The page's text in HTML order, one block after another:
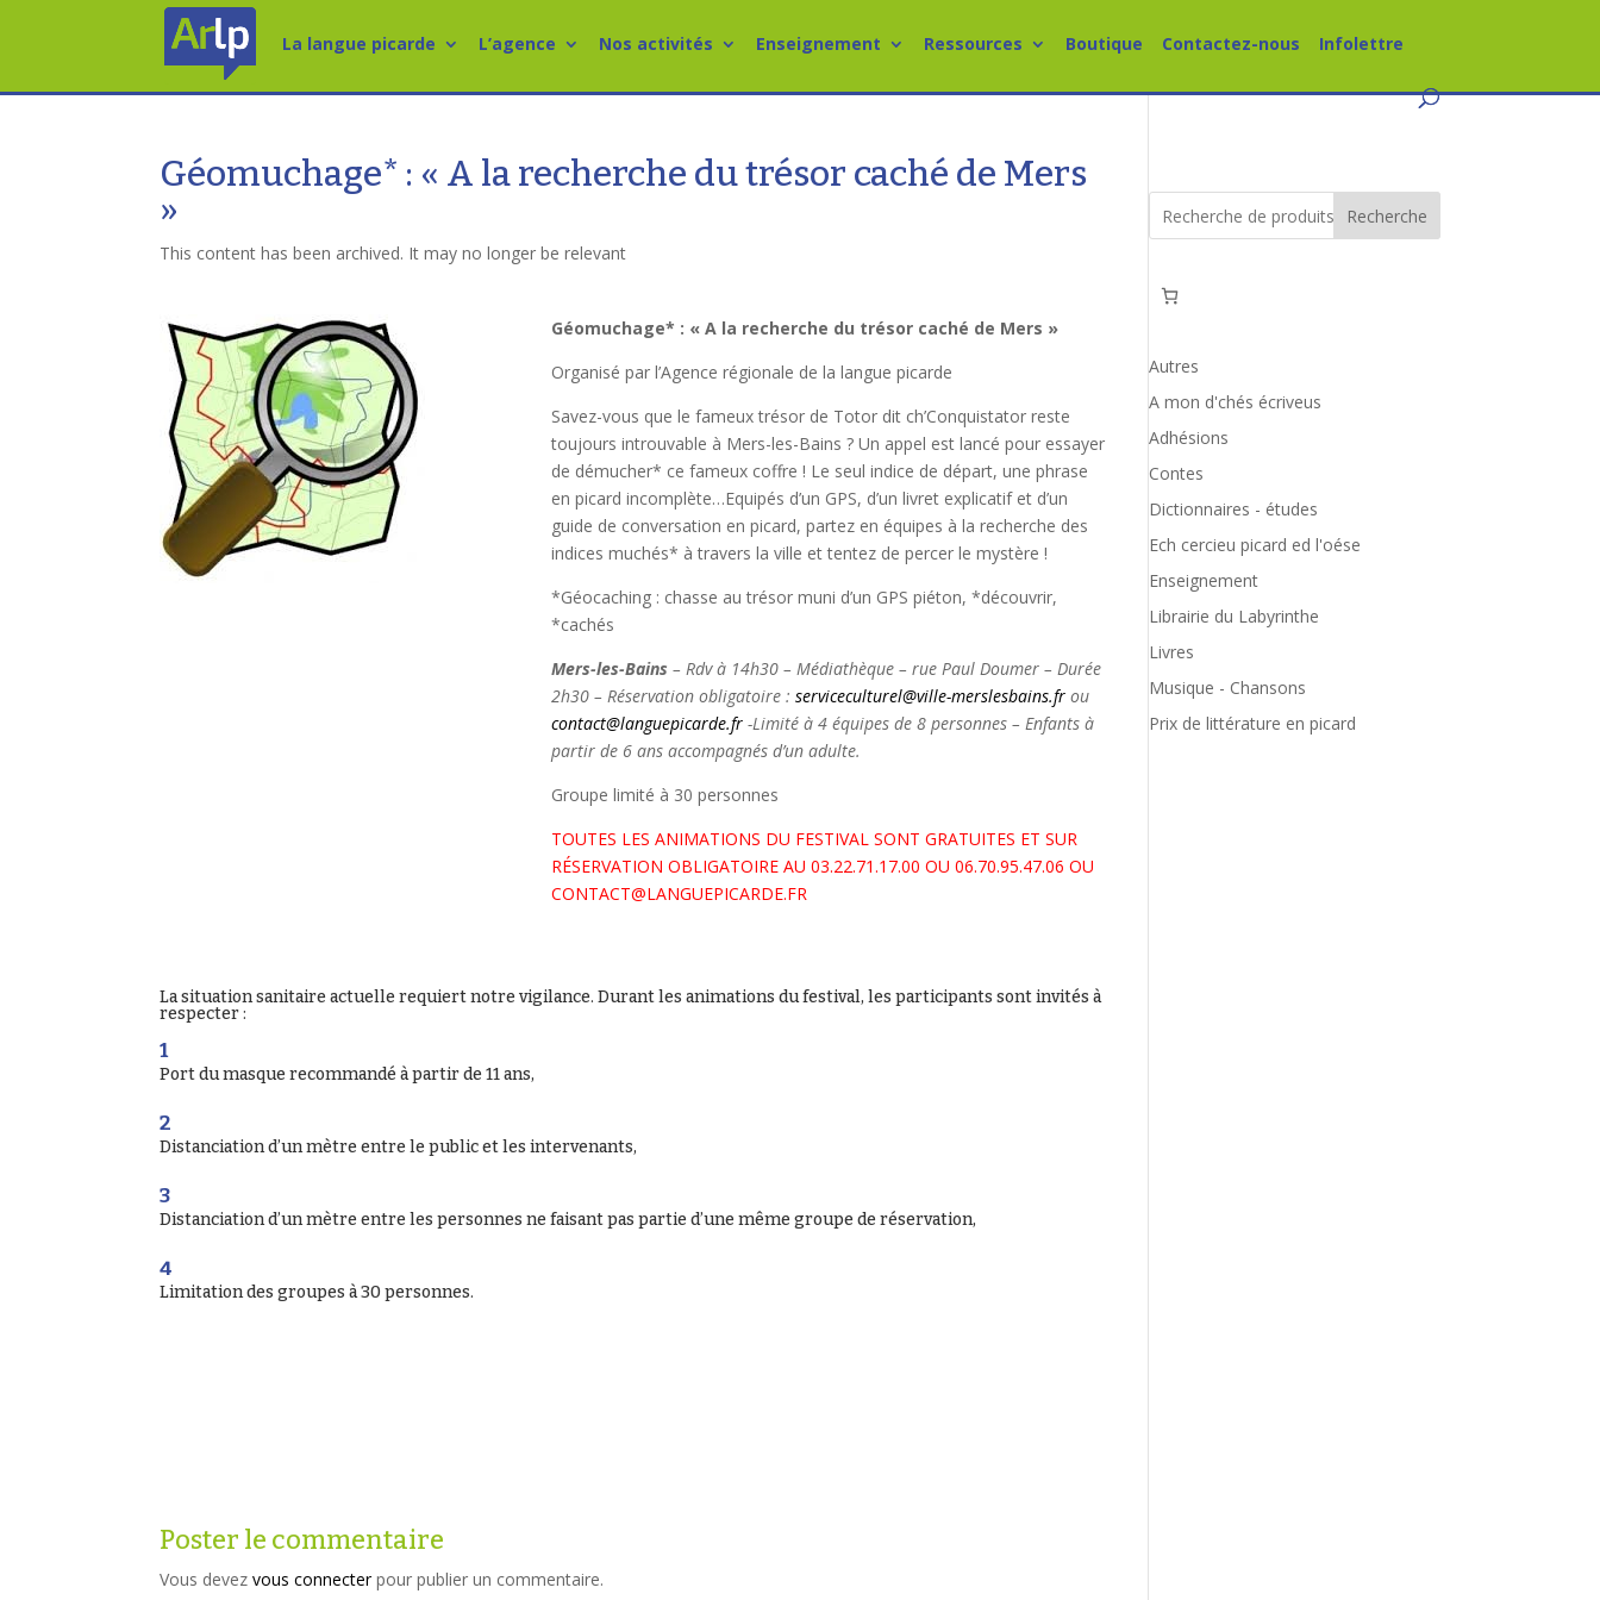
La langue picarde L’agence Nos activités Enseignement Ressources Boutique Contactez-nous Infolettre
Géomuchage* : « A la recherche du trésor caché de Mers
»
This content has been archived. It may no longer be relevant
Géomuchage* : « A la recherche du trésor caché de Mers »
Organisé par l’Agence régionale de la langue picarde
Savez-vous que le fameux trésor de Totor dit ch’Conquistator reste
toujours introuvable à Mers-les-Bains ? Un appel est lancé pour essayer
de démucher* ce fameux coffre ! Le seul indice de départ, une phrase
en picard incomplète…Equipés d’un GPS, d’un livret explicatif et d’un
guide de conversation en picard, partez en équipes à la recherche des
indices muchés* à travers la ville et tentez de percer le mystère !
*Géocaching : chasse au trésor muni d’un GPS piéton, *découvrir,
*cachés
Mers-les-Bains –Rdv à 14h30 – Médiathèque – rue Paul Doumer – Durée
2h30 – Réservation obligatoire :serviceculturel@ville-merslesbains.fr ou
contact@languepicarde.fr -Limité à 4 équipes de 8 personnes – Enfants à
partir de 6 ans accompagnés d’un adulte.
Groupe limité à 30 personnes
TOUTES LES ANIMATIONS DU FESTIVAL SONT GRATUITES ET SUR
RÉSERVATION OBLIGATOIRE AU 03.22.71.17.00 OU 06.70.95.47.06 OU
CONTACT@LANGUEPICARDE.FR
La situation sanitaire actuelle requiert notre vigilance. Durant les animations du festival, les participants sont invités à
respecter :
Port du masque recommandé à partir de 11 ans,
Distanciation d’un mètre entre le public et les intervenants,
Distanciation d’un mètre entre les personnes ne faisant pas partie d’une même groupe de réservation,
Limitation des groupes à 30 personnes.
Poster le commentaire
Vous devezvous connecterpour publier un commentaire.
Recherche
Autres
A mon d'chés écriveus
Adhésions
Contes
Dictionnaires - études
Ech cercieu picard ed l'oése
Enseignement
Librairie du Labyrinthe
Livres
Musique - Chansons
Prix de littérature en picard